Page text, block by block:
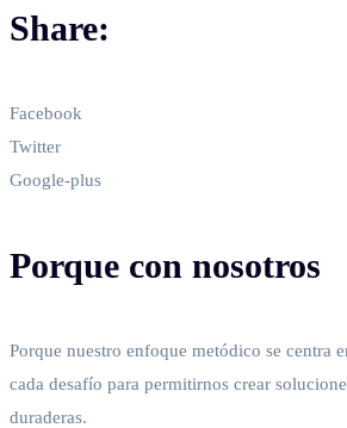
Share:
Facebook
Twitter
Google-plus
Porque con nosotros
Porque nuestro enfoque metódico se centra
cada desafío para permitirnos crear
duraderas.